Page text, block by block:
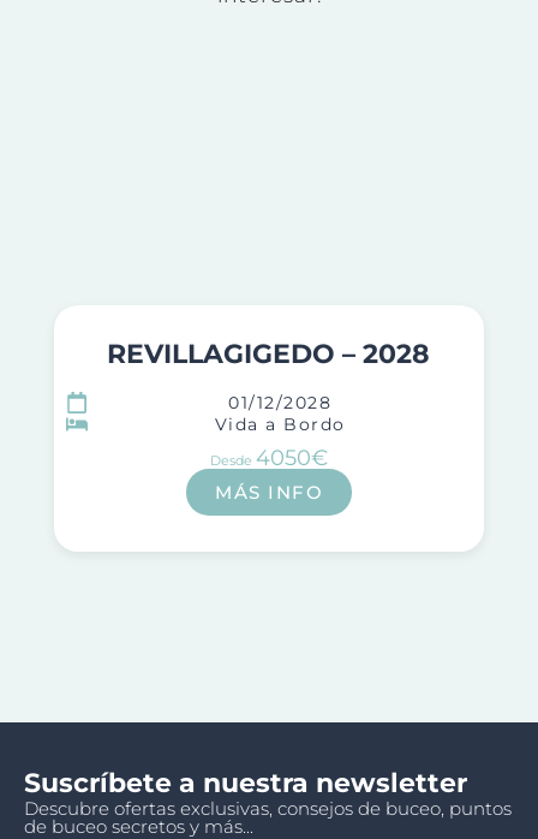
REVILLAGIGEDO – 2028
01/12/2028
Vida a Bordo
Desde 4050€
MÁS INFO
Suscríbete a nuestra newsletter
Descubre ofertas exclusivas, consejos de buceo, puntos
de buceo secretos y más...